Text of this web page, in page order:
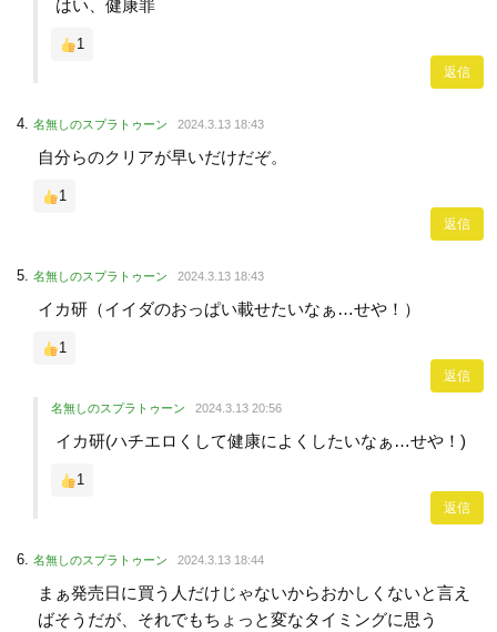
はい、健康罪
1
返信
名無しのスプラトゥーン 2024.3.13 18:43
自分らのクリアが早いだけだぞ。
1
返信
名無しのスプラトゥーン 2024.3.13 18:43
イカ研（イイダのおっぱい載せたいなぁ…せや！）
1
返信
名無しのスプラトゥーン 2024.3.13 20:56
イカ研(ハチエロくして健康によくしたいなぁ…せや！)
1
返信
名無しのスプラトゥーン 2024.3.13 18:44
まぁ発売日に買う人だけじゃないからおかしくないと言え
ばそうだが、それでもちょっと変なタイミングに思う